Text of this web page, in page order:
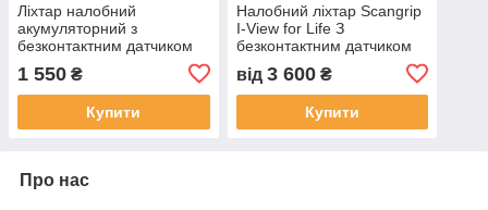
Ліхтар налобний
акумуляторний з
безконтактним датчиком
Scangrip
1 550 ₴
Купити
Налобний ліхтар Scangrip
I-View for Life З
безконтактним датчиком
та тривалим часом роботи
від 3 600₴
Купити
Про нас